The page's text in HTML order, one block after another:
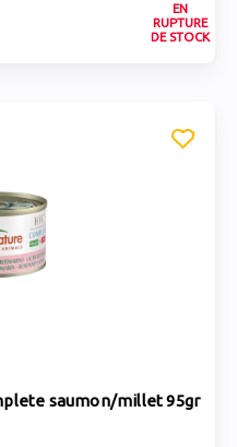
EN
RUPTURE
DE STOCK
saumon/millet 95gr